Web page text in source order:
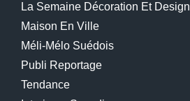
La Semaine Décoration Et Design
Maison En Ville
Méli-Mélo Suédois
Publi Reportage
Tendance